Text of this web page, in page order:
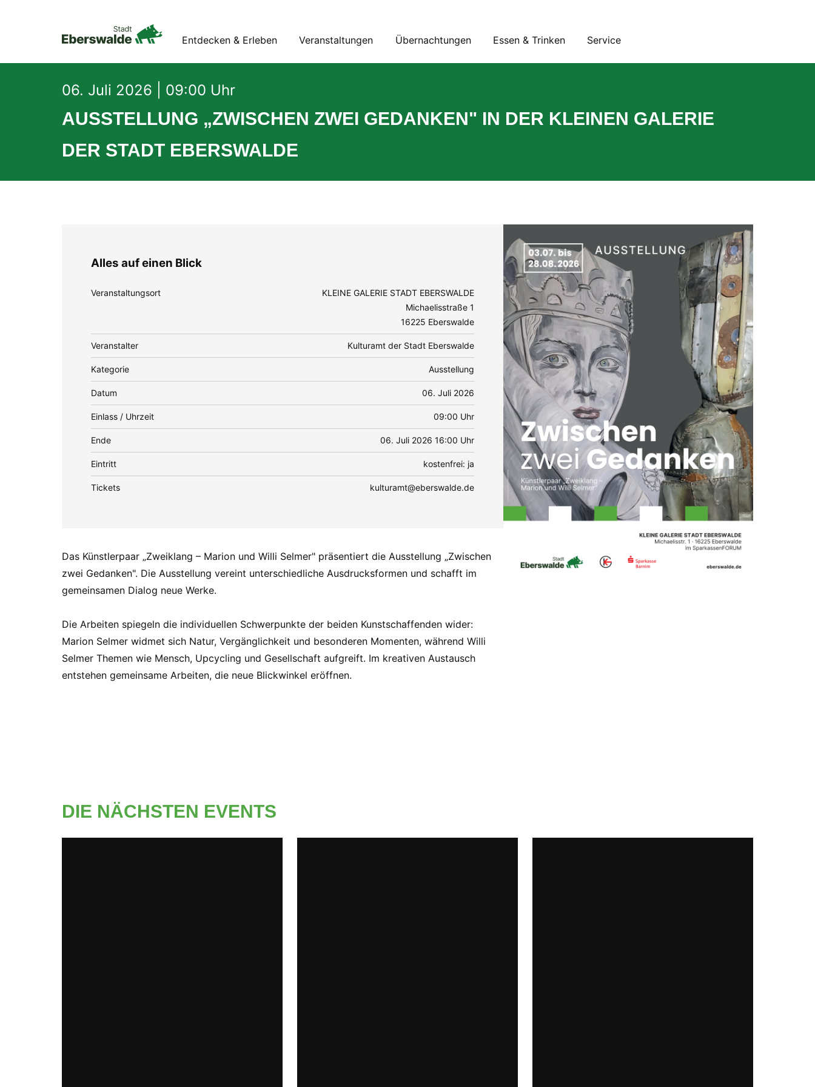
Entdecken & Erleben Veranstaltungen Übernachtungen Essen & Trinken Service
06. Juli 2026 | 09:00 Uhr
AUSSTELLUNG „ZWISCHEN ZWEI GEDANKEN" IN DER KLEINEN GALERIE
DER STADT EBERSWALDE
Alles auf einen Blick
Veranstaltungsort
KLEINE GALERIE STADT EBERSWALDE
Michaelisstraße 1
16225 Eberswalde
Veranstalter Kulturamt der Stadt Eberswalde
Kategorie Ausstellung
Datum 06. Juli 2026
Einlass / Uhrzeit 09:00 Uhr
Ende 06. Juli 2026 16:00 Uhr
Eintritt kostenfrei: ja
Tickets kulturamt@eberswalde.de
Das Künstlerpaar „Zweiklang – Marion und Willi Selmer" präsentiert die Ausstellung „Zwischen
zwei Gedanken". Die Ausstellung vereint unterschiedliche Ausdrucksformen und schafft im
gemeinsamen Dialog neue Werke.
Die Arbeiten spiegeln die individuellen Schwerpunkte der beiden Kunstschaffenden wider:
Marion Selmer widmet sich Natur, Vergänglichkeit und besonderen Momenten, während Willi
Selmer Themen wie Mensch, Upcycling und Gesellschaft aufgreift. Im kreativen Austausch
entstehen gemeinsame Arbeiten, die neue Blickwinkel eröffnen.
DIE NÄCHSTEN EVENTS